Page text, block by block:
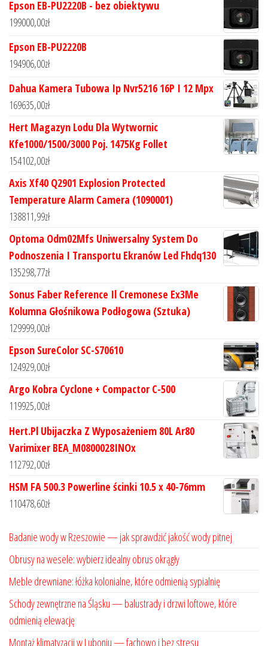
Epson EB-PU2220B - bez obiektywu
199000,00zł
Epson EB-PU2220B
194906,00zł
Dahua Kamera Tubowa Ip Nvr5216 16P I 12 Mpx
169635,00zł
Hert Magazyn Lodu Dla Wytwornic
Kfe1000/1500/3000 Poj. 1475Kg Follet
154102,00zł
Axis Xf40 Q2901 Explosion Protected
Temperature Alarm Camera (1090001)
138811,99zł
Optoma Odm02Mfs Uniwersalny System Do
Podnoszenia I Transportu Ekranów Led Fhdq130
135298,77zł
Sonus Faber Reference Il Cremonese Ex3Me
Kolumna Głośnikowa Podłogowa (Sztuka)
129999,00zł
Epson SureColor SC-S70610
124929,00zł
Argo Kobra Cyclone + Compactor C-500
119925,00zł
Hert.Pl Ubijaczka Z Wyposażeniem 80L Ar80
Varimixer BEA_M0800028INOx
112792,00zł
HSM FA 500.3 Powerline ścinki 10.5 x 40-76mm
110478,60zł
Badanie wody w Rzeszowie — jak sprawdzić jakość wody pitnej
Obrusy na wesele: wybierz idealny obrus okrągły
Meble drewniane: łóżka kolonialne, które odmienią sypialnię
Schody zewnętrzne na Śląsku — balustrady i drzwi loftowe, które
odmienią elewację
Montaż klimatyzacji w Luboniu — fachowo i bez stresu